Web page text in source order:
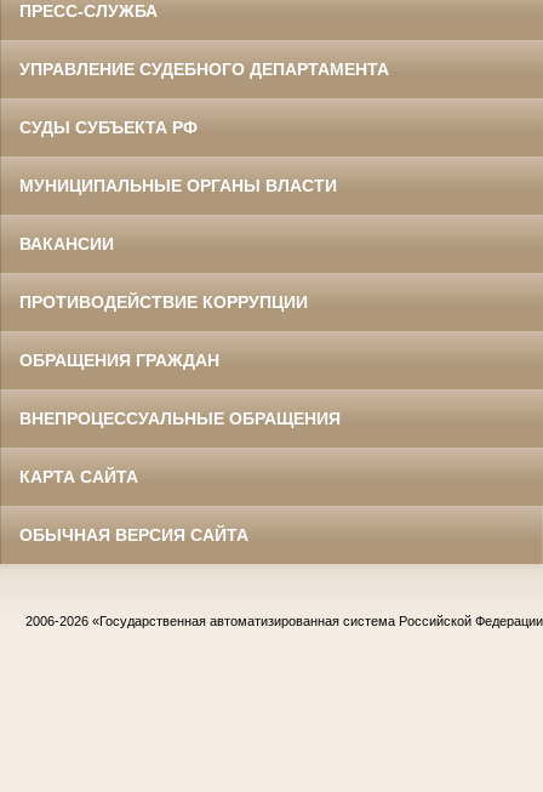
ПРЕСС-СЛУЖБА
УПРАВЛЕНИЕ СУДЕБНОГО ДЕПАРТАМЕНТА
СУДЫ СУБЪЕКТА РФ
МУНИЦИПАЛЬНЫЕ ОРГАНЫ ВЛАСТИ
ВАКАНСИИ
ПРОТИВОДЕЙСТВИЕ КОРРУПЦИИ
ОБРАЩЕНИЯ ГРАЖДАН
ВНЕПРОЦЕССУАЛЬНЫЕ ОБРАЩЕНИЯ
КАРТА САЙТА
ОБЫЧНАЯ ВЕРСИЯ САЙТА
2006-2026 «Государственная автоматизированная система Российской